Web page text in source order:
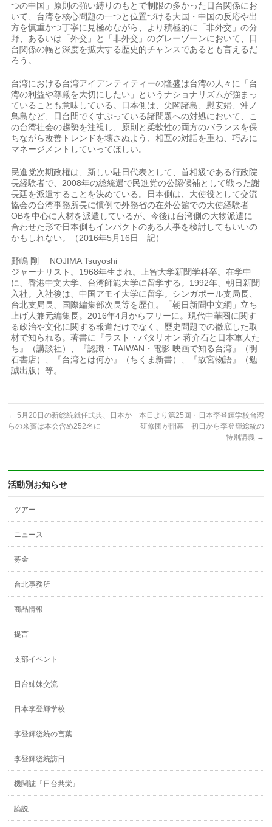
つの中国」原則の強い縛りのもとで制限の多かった日台関係にお
いて、台湾を核心問題の一つと位置づける大国・中国の反応や出
方を慎重かつ丁寧に見極めながら、より積極的に「非外交」の分
野、あるいは「外交」と「非外交」のグレーゾーンにおいて、日
台関係の幅と深度を拡大する歴史的チャンスであるとも言えるだ
ろう。
台湾における台湾アイデンティティーの隆盛は台湾の人々に「台
湾の利益や尊厳を大切にしたい」というナショナリズムが強まっ
ていることも意味している。日本側は、尖閣諸島、慰安婦、沖ノ
鳥島など、日台間でくすぶっている諸問題への対処において、こ
の台湾社会の趨勢を注視し、原則と柔軟性の両方のバランスを保
ちながら改善トレンドを壊さぬよう、相互の対話を重ね、巧みに
マネージメントしていってほしい。
民進党次期政権は、新しい駐日代表として、首相級である行政院
長経験者で、2008年の総統選で民進党の公認候補として戦った謝
長廷を派遣することを決めている。日本側は、大使役として交流
協会の台湾事務所長に慣例で外務省の在外公館での大使経験者
OBを中心に人材を派遣しているが、今後は台湾側の大物派遣に
合わせた形で日本側もインパクトのある人事を検討してもいいの
かもしれない。（2016年5月16日 記）
野嶋 剛 NOJIMA Tsuyoshi
ジャーナリスト。1968年生まれ。上智大学新聞学科卒。在学中
に、香港中文大学、台湾師範大学に留学する。1992年、朝日新聞
入社。入社後は、中国アモイ大学に留学。シンガポール支局長、
台北支局長、国際編集部次長等を歴任。「朝日新聞中文網」立ち
上げ人兼元編集長。2016年4月からフリーに。現代中華圏に関す
る政治や文化に関する報道だけでなく、歴史問題での徹底した取
材で知られる。著書に『ラスト・バタリオン 蒋介石と日本軍人た
ち』（講談社）、『認識・TAIWAN・電影 映画で知る台湾』（明
石書店）、『台湾とは何か』（ちくま新書）、『故宮物語』（勉
誠出版）等。
← 5月20日の新総統就任式典、日本か
らの来賓は本会含め252名に
本日より第25回・日本李登輝学校台湾
研修団が開幕 初日から李登輝総統の
特別講義 →
活動別お知らせ
ツアー
ニュース
募金
台北事務所
商品情報
提言
支部イベント
日台姉妹交流
日本李登輝学校
李登輝総統の言葉
李登輝総統訪日
機関誌『日台共栄』
論説